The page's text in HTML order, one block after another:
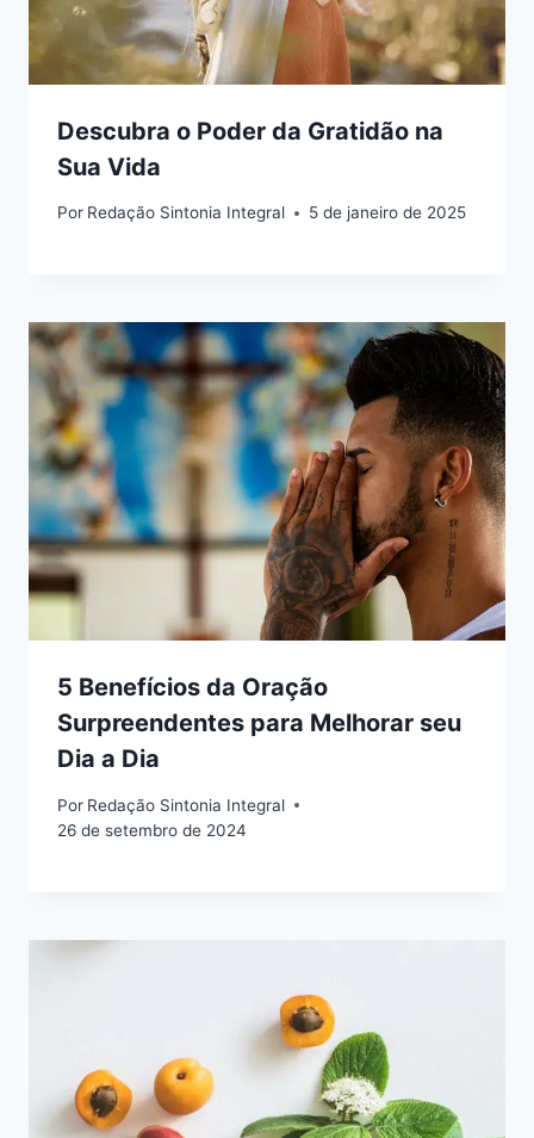
Descubra o Poder da Gratidão na
Sua Vida
Por Redação Sintonia Integral 5 de janeiro de 2025
5 Benefícios da Oração
Surpreendentes para Melhorar seu
Dia a Dia
Por Redação Sintonia Integral
26 de setembro de 2024